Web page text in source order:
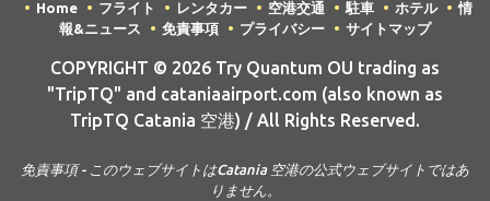
Home フライト レンタカー 空港交通 駐車 ホテル
情
報&ニュース
免責事項 プライバシー サイトマップ
COPYRIGHT © 2026 Try Quantum OU trading as
"TripTQ" and cataniaairport.com (also known as
TripTQ Catania 空港) / All Rights Reserved.
免責事項 - このウェブサイトはCatania 空港の公式ウェブサイトではあ
りません。